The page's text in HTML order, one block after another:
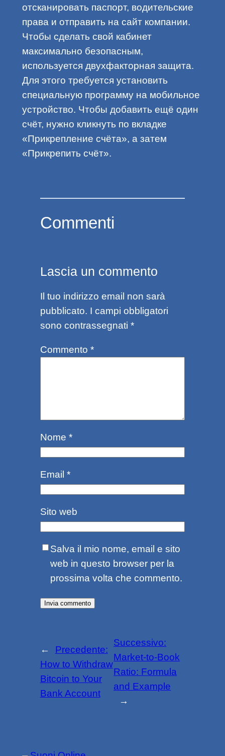
отсканировать паспорт, водительские
права и отправить на сайт компании.
Чтобы сделать свой кабинет
максимально безопасным,
используется двухфакторная защита.
Для этого требуется установить
специальную программу на мобильное
устройство. Чтобы добавить ещё один
счёт, нужно кликнуть по вкладке
«Прикрепление счёта», а затем
«Прикрепить счёт».
Commenti
Lascia un commento
Il tuo indirizzo email non sarà
pubblicato. I campi obbligatori
sono contrassegnati *
Commento *
Nome *
Email *
Sito web
Salva il mio nome, email e sito
web in questo browser per la
prossima volta che commento.
←
Precedente:
How to Withdraw
Bitcoin to Your
Bank Account
Successivo:
Market-to-Book
Ratio: Formula
and Example
→